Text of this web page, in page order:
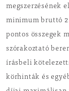
megszerzésének
minimum bruttó
pontos összegek
szórakoztató
írásbeli
körhinták és